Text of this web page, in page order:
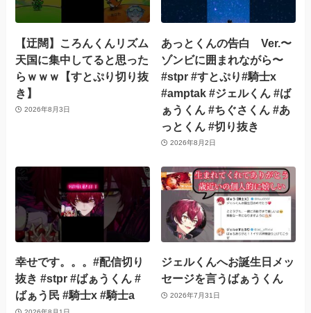
【迂闊】ころんくんリズム
天国に集中してると思った
らｗｗｗ【すとぷり切り抜
き】
2026年8月3日
あっとくんの告白 Ver.〜
ゾンビに囲まれながら〜
#stpr #すとぷり#騎士x
#amptak #ジェルくん #ば
ぁうくん #ちぐさくん #あ
っとくん #切り抜き
2026年8月2日
幸せです。。。#配信切り
抜き #stpr #ばぁうくん #
ばぁう民 #騎士x #騎士a
ジェルくんへお誕生日メッ
セージを言うばぁうくん
2026年7月31日